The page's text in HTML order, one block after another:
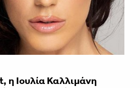
η Ιουλία Καλλιμάνη